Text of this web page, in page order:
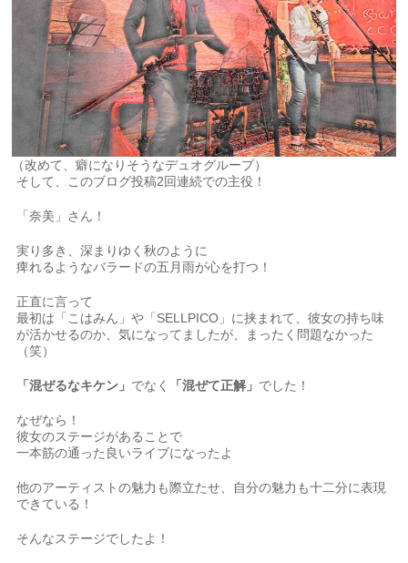
（改めて、癖になりそうなデュオグループ）
そして、このブログ投稿2回連続での主役！
「奈美」さん！
実り多き、深まりゆく秋のように
痺れるようなバラードの五月雨が心を打つ！
正直に言って
最初は「こはみん」や「SELLPICO」に挟まれて、彼女の持ち味
が活かせるのか、気になってましたが、まったく問題なかった
（笑）
「混ぜるなキケン」 でなく 「混ぜて正解」 でした！
なぜなら！
彼女のステージがあることで
一本筋の通った良いライブになったよ
他のアーティストの魅力も際立たせ、自分の魅力も十二分に表現
できている！
そんなステージでしたよ！